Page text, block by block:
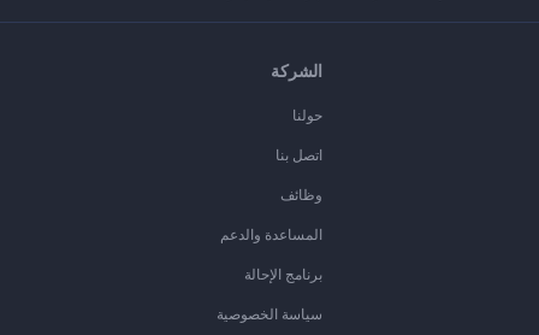
الشركة
حولنا
اتصل بنا
وظائف
المساعدة والدعم
برنامج الإحالة
سياسة الخصوصية